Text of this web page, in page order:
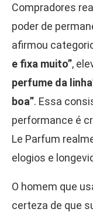
Compradores
poder de
afirmou
e fixa muito”,
perfume da
boa”. Essa
performance é
Le Parfum
elogios e
O homem que
certeza de que